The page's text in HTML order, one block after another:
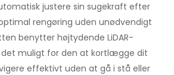
justere sin sugekraft efter
rengøring uden unødvendigt
benytter højtydende LiDAR-
det muligt for den at kortlægge dit
effektivt uden at gå i stå eller